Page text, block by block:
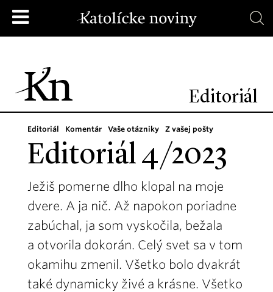
Editoriál
Editoriál Komentár Vaše otázniky Z vašej pošty
Editoriál 4/2023
Ježiš pomerne dlho klopal na moje
dvere. A ja nič. Až napokon poriadne
zabúchal, ja som vyskočila, bežala
a otvorila dokorán. Celý svet sa v tom
okamihu zmenil. Všetko bolo dvakrát
také dynamicky živé a krásne. Všetko